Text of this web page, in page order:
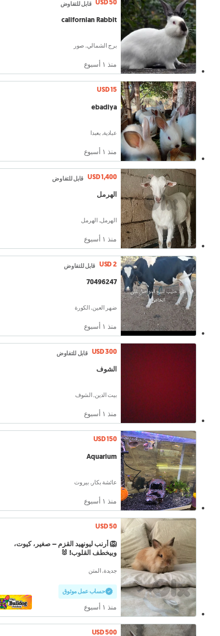
USD 50 قابل للتفاوض
californian Rabbit
برج الشمالي, صور
منذ ١ أسبوع
USD 15
ebadiya
عبادية, بعبدا
منذ ١ أسبوع
USD 1,400 قابل للتفاوض
الهرمل
الهرمل, الهرمل
منذ ١ أسبوع
USD 2 قابل للتفاوض
70496247
ضهر العين, الكورة
منذ ١ أسبوع
USD 300 قابل للتفاوض
الشوف
بيت الدين, الشوف
منذ ١ أسبوع
USD 150
Aquarium
عائشة بكار, بيروت
منذ ١ أسبوع
USD 50
🦁 أرنب ليونهيد القزم – صغير، كيوت،
وبيخطف القلوب! 🐰
جديدة, المتن
حساب عمل موثوق
منذ ١ أسبوع
USD 500